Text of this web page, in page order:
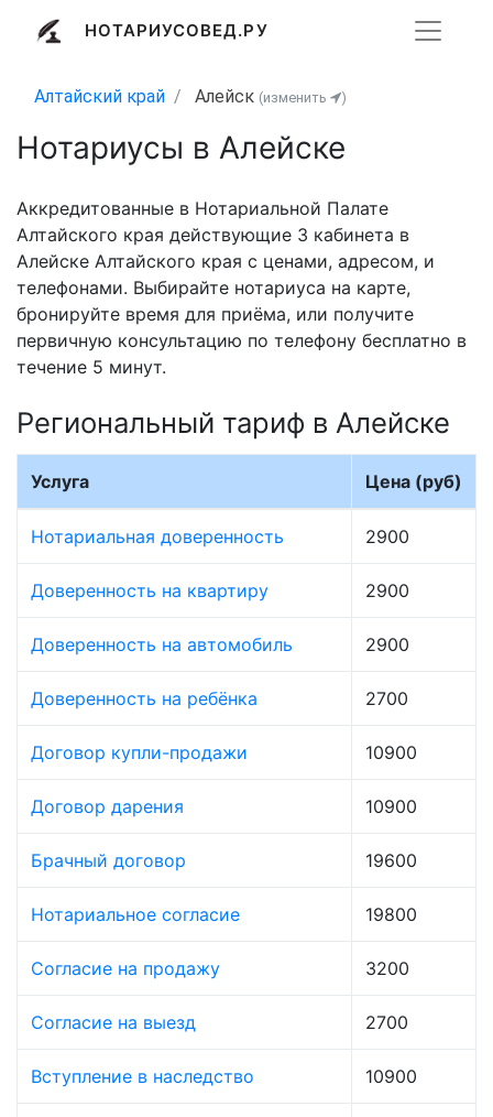
НОТАРИУСОВЕД.РУ
Алтайский край Алейск (изменить )
Нотариусы в Алейске
Аккредитованные в Нотариальной Палате
Алтайского края действующие 3 кабинета в
Алейске Алтайского края с ценами, адресом, и
телефонами. Выбирайте нотариуса на карте,
бронируйте время для приёма, или получите
первичную консультацию по телефону бесплатно в
течение 5 минут.
Региональный тариф в Алейске
Услуга Цена (руб)
Нотариальная доверенность 2900
Доверенность на квартиру 2900
Доверенность на автомобиль 2900
Доверенность на ребёнка 2700
Договор купли-продажи 10900
Договор дарения 10900
Брачный договор 19600
Нотариальное согласие 19800
Согласие на продажу 3200
Согласие на выезд 2700
Вступление в наследство 10900